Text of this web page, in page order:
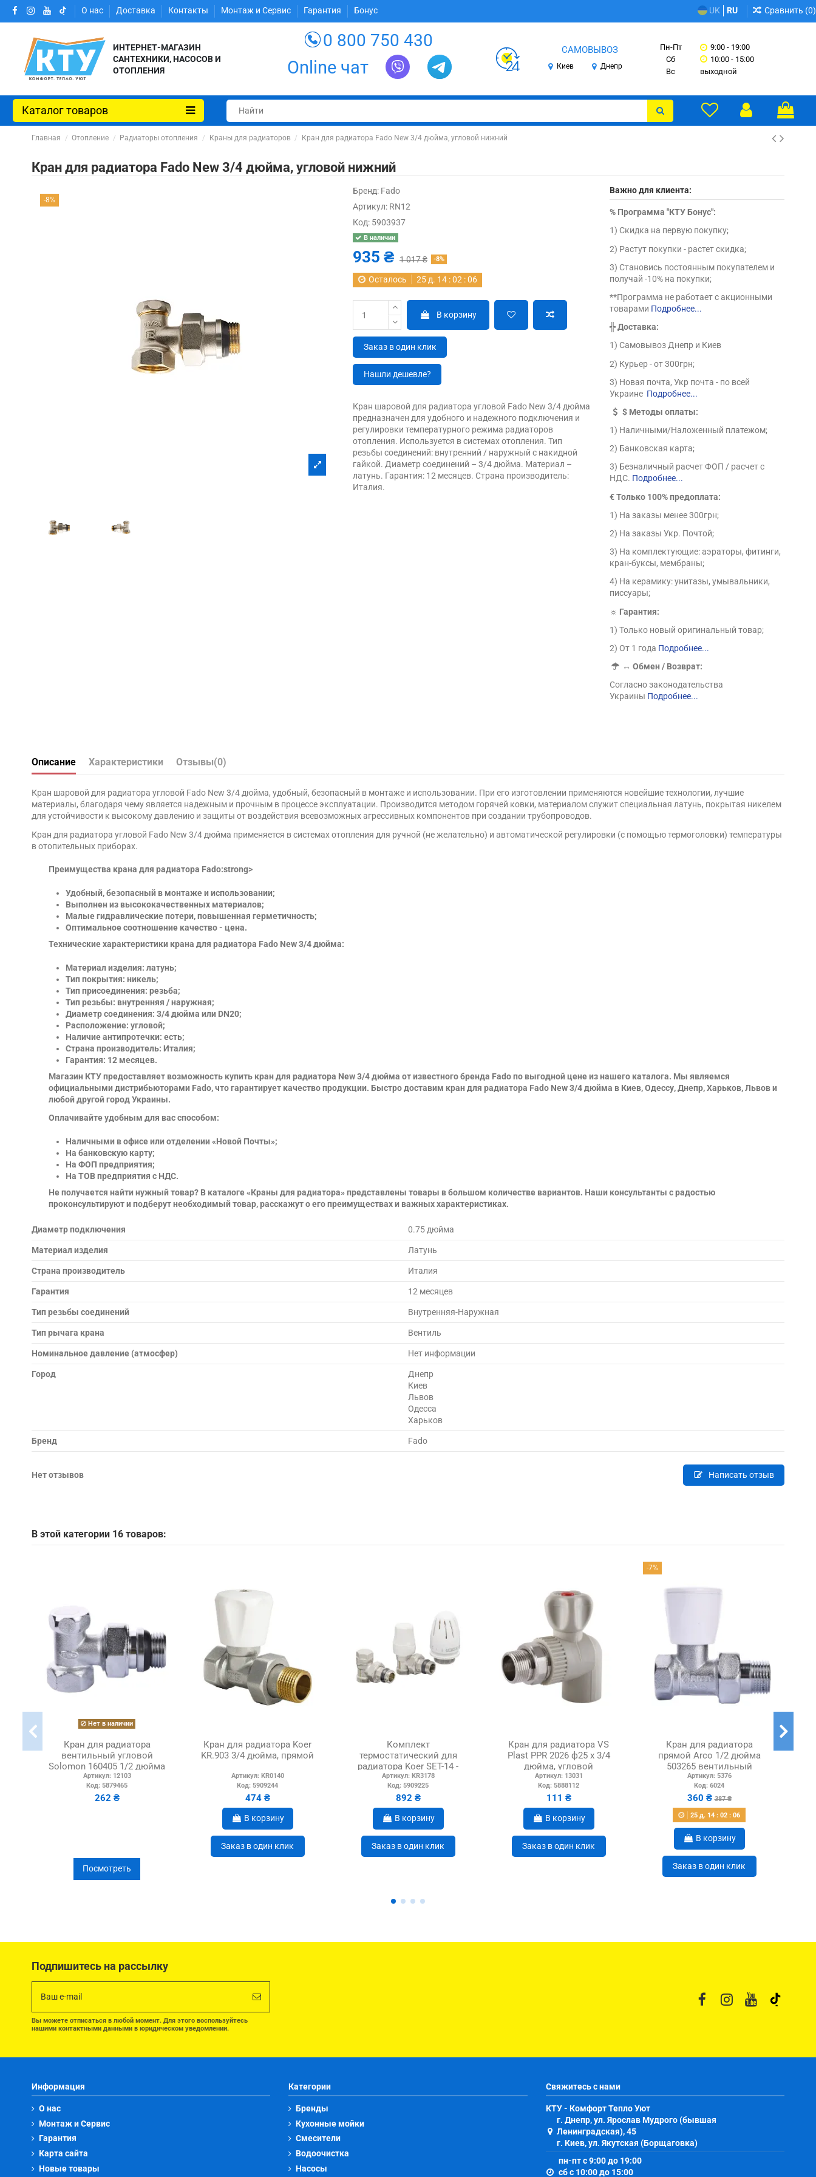
О нас Доставка Контакты Монтаж и Сервис Гарантия Бонус UK RU Сравнить (0)
ИНТЕРНЕТ-МАГАЗИН
САНТЕХНИКИ, НАСОСОВ И
ОТОПЛЕНИЯ
0 800 750 430
Online чат
САМОВЫВОЗ
Киев Днепр
Пн-Пт
Сб
Вс
9:00 - 19:00
10:00 - 15:00
выходной
Каталог товаров
Главная Отопление Радиаторы отопления Краны для радиаторов Кран для радиатора Fado New 3/4 дюйма, угловой нижний
Кран для радиатора Fado New 3/4 дюйма, угловой нижний
-8%
Бренд: Fado
Артикул: RN12
Код: 5903937
В наличии
935 ₴ 1 017 ₴ -8%
Осталось 25д. 14:02:05
В корзину
Заказ в один клик
Нашли дешевле?
Кран шаровой для радиатора угловой Fado New 3/4 дюйма
предназначен для удобного и надежного подключения и
регулировки температурного режима радиаторов
отопления. Используется в системах отопления. Тип
резьбы соединений: внутренний / наружный с накидной
гайкой. Диаметр соединений – 3/4 дюйма. Материал –
латунь. Гарантия: 12 месяцев. Страна производитель:
Италия.
Важно для клиента:
% Программа "КТУ Бонус":
1) Скидка на первую покупку;
2) Растут покупки - растет скидка;
3) Становись постоянным покупателем и
получай -10% на покупки;
**Программа не работает с акционными
товарами Подробнее...
╬Доставка:
1) Самовывоз Днепр и Киев
2) Курьер - от 300грн;
3) Новая почта, Укр почта - по всей
Украине Подробнее...
$ Методы оплаты:
1) Наличными/Наложенный платежом;
2) Банковская карта;
3) Безналичный расчет ФОП / расчет с
НДС. Подробнее...
€ Только 100% предоплата:
1) На заказы менее 300грн;
2) На заказы Укр. Почтой;
3) На комплектующие: аэраторы, фитинги,
кран-буксы, мембраны;
4) На керамику: унитазы, умывальники,
писсуары;
☼ Гарантия:
1) Только новый оригинальный товар;
2) От 1 года Подробнее...
↔Обмен / Возврат:
Согласно законодательства
Украины Подробнее...
Описание Характеристики Отзывы(0)
Кран шаровой для радиатора угловой Fado New 3/4 дюйма, удобный, безопасный в монтаже и использовании. При его изготовлении применяются новейшие технологии, лучшие
материалы, благодаря чему является надежным и прочным в процессе эксплуатации. Производится методом горячей ковки, материалом служит специальная латунь, покрытая никелем
для устойчивости к высокому давлению и защиты от воздействия всевозможных агрессивных компонентов при создании трубопроводов.
Кран для радиатора угловой Fado New 3/4 дюйма применяется в системах отопления для ручной (не желательно) и автоматической регулировки (с помощью термоголовки) температуры
в отопительных приборах.
Преимущества крана для радиатора Fado:strong>
Удобный, безопасный в монтаже и использовании;
Выполнен из высококачественных материалов;
Малые гидравлические потери, повышенная герметичность;
Оптимальное соотношение качество - цена.
Технические характеристики крана для радиатора Fado New 3/4 дюйма:
Материал изделия: латунь;
Тип покрытия: никель;
Тип присоединения: резьба;
Тип резьбы: внутренняя / наружная;
Диаметр соединения: 3/4 дюйма или DN20;
Расположение: угловой;
Наличие антипротечки: есть;
Страна производитель: Италия;
Гарантия: 12 месяцев.
Магазин КТУ предоставляет возможность купить кран для радиатора New 3/4 дюйма от известного бренда Fado по выгодной цене из нашего каталога. Мы являемся
официальными дистрибьюторами Fado, что гарантирует качество продукции. Быстро доставим кран для радиатора Fado New 3/4 дюйма в Киев, Одессу, Днепр, Харьков, Львов и
любой другой город Украины.
Оплачивайте удобным для вас способом:
Наличными в офисе или отделении «Новой Почты»;
На банковскую карту;
На ФОП предприятия;
На ТОВ предприятия с НДС.
Не получается найти нужный товар? В каталоге «Краны для радиатора» представлены товары в большом количестве вариантов. Наши консультанты с радостью
проконсультируют и подберут необходимый товар, расскажут о его преимуществах и важных характеристиках.
Диаметр подключения 0.75 дюйма
Материал изделия Латунь
Страна производитель Италия
Гарантия 12 месяцев
Тип резьбы соединений Внутренняя-Наружная
Тип рычага крана Вентиль
Номинальное давление (атмосфер) Нет информации
Город
Днепр
Киев
Львов
Одесса
Харьков
Бренд Fado
Нет отзывов Написать отзыв
В этой категории 16 товаров:
Нет в наличии
Кран для радиатора
вентильный угловой
Solomon 160405 1/2 дюйма
с уплотнителем, под ключ
Артикул: 12103
Код: 5879465
262 ₴
Посмотреть
Кран для радиатора Koer
KR.903 3/4 дюйма, прямой
Артикул: KR0140
Код: 5909244
474 ₴
В корзину
Заказ в один клик
Комплект
термостатический для
радиатора Koer SET-14 -
1/2x3/4 дюйма, угловой
Артикул: KR3178
Код: 5909225
892 ₴
В корзину
Заказ в один клик
Кран для радиатора VS
Plast PPR 2026 ф25 х 3/4
дюйма, угловой
Артикул: 13031
Код: 5888112
111 ₴
В корзину
Заказ в один клик
-7%
Кран для радиатора
прямой Arco 1/2 дюйма
503265 вентильный
Артикул: 5376
Код: 6024
360 ₴387 ₴
25 д. 14 :02 :05
В корзину
Заказ в один клик
Подпишитесь на рассылку
Вы можете отписаться в любой момент. Для этого воспользуйтесь
нашими контактными данными в юридическом уведомлении.
Информация
О нас
Монтаж и Сервис
Гарантия
Карта сайта
Новые товары
Категории
Бренды
Кухонные мойки
Смесители
Водоочистка
Насосы
Свяжитесь с нами
КТУ - Комфорт Тепло Уют
г. Днепр, ул. Ярослав Мудрого (бывшая
Ленинградская), 45
г. Киев, ул. Якутская (Борщаговка)
пн-пт с 9:00 до 19:00
сб с 10:00 до 15:00